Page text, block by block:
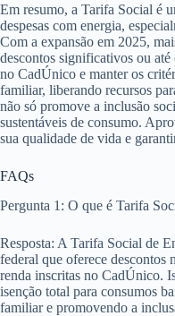
Em resumo, a Tarifa Social é
despesas com energia,
Com a expansão em 2025,
descontos significativos ou
no CadÚnico e manter os
familiar, liberando recursos
não só promove a inclusão
sustentáveis de consumo.
sua qualidade de vida e
FAQs
Pergunta 1: O que é Tarifa
Resposta: A Tarifa Social de
federal que oferece descontos
renda inscritas no CadÚnico.
isenção total para consumos
familiar e promovendo a